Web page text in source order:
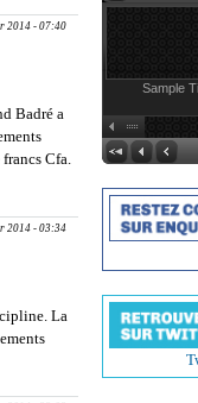
2014 - 07:40
Badré a
Cfa.
2014 - 03:34
La
Sample